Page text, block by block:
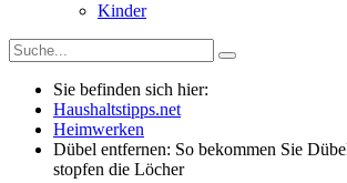
Kinder
Sie befinden sich hier:
Haushaltstipps.net
Heimwerken
Dübel entfernen: So bekommen Sie
stopfen die Löcher